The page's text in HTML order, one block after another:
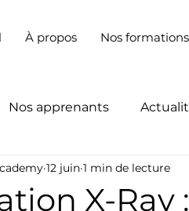
À propos Nos formations
Nos apprenants
X-Ray
12 juin 1 min de lecture